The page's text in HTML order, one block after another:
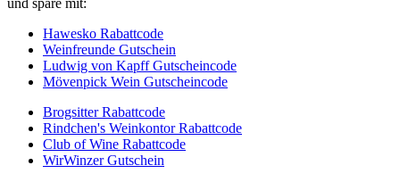
und spare mit:
Hawesko Rabattcode
Weinfreunde Gutschein
Ludwig von Kapff Gutscheincode
Mövenpick Wein Gutscheincode
Brogsitter Rabattcode
Rindchen's Weinkontor Rabattcode
Club of Wine Rabattcode
WirWinzer Gutschein